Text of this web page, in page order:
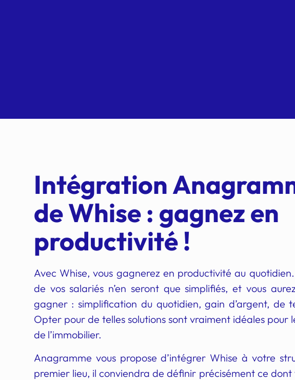
Intégration
de Whise : gagnez en
productivité !
Avec Whise, vous gagnerez en productivité au
de vos salariés n’en seront que simplifiés, et vous
gagner : simplification du quotidien, gain d’argent, de
Opter pour de telles solutions sont vraiment idéales pour
de l’immobilier.
Anagramme vous propose d’intégrer Whise à votre
premier lieu, il conviendra de définir précisément ce dont